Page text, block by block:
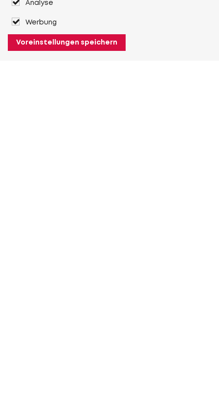
Analyse
Werbung
Voreinstellungen speichern